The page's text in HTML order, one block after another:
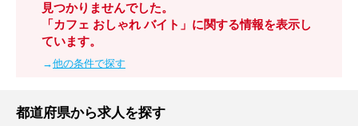
見つかりませんでした。
「カフェ おしゃれ バイト」に関する情報を表示し
ています。
→他の条件で探す
都道府県から求人を探す